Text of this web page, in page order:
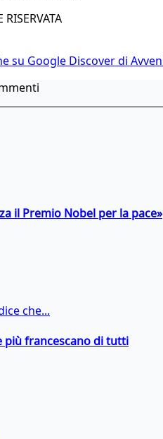
su Google Discover di
il Premio Nobel per la pace»
che...
più francescano di tutti